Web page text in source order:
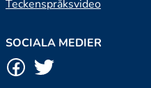
Teckenspråksvideo
SOCIALA MEDIER